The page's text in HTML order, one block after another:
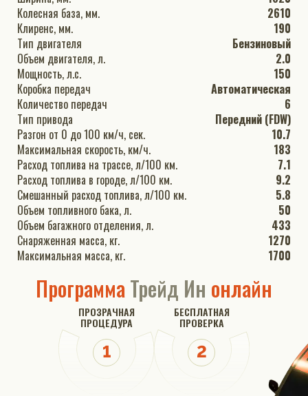
Колесная база, мм.
2610
Клиренс, мм.
190
Тип двигателя
Бензиновый
Объем двигателя, л.
2.0
Мощность, л.с.
150
Коробка передач
Автоматическая
Количество передач
6
Тип привода
Передний (FDW)
Разгон от 0 до 100 км/ч, сек.
10.7
Максимальная скорость, км/ч.
183
Расход топлива на трассе, л/100 км.
7.1
Расход топлива в городе, л/100 км.
9.2
Смешанный расход топлива, л/100 км.
5.8
Объем топливного бака, л.
50
Объем багажного отделения, л.
433
Снаряженная масса, кг.
1270
Максимальная масса, кг.
1700
ПрограммаТрейд Ин онлайн
ПРОЗРАЧНАЯ
ПРОЦЕДУРА
БЕСПЛАТНАЯ
ПРОВЕРКА